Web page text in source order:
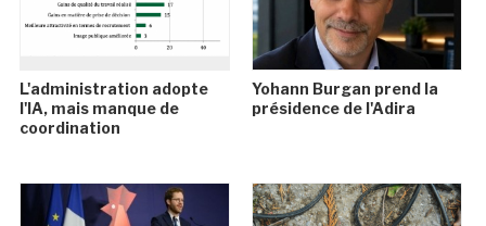
L'administration adopte
l'IA, mais manque de
coordination
Yohann Burgan prend la
présidence de l'Adira